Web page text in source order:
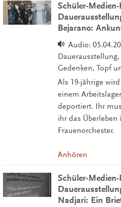
Schüler-
Bejarano:
Audio:
Gedenken, Topf
Als 19-jährige
einem
deportiert. Ihr
ihr das
Frauenorchester.
Anhören
Schüler-
Nadjari: Ein